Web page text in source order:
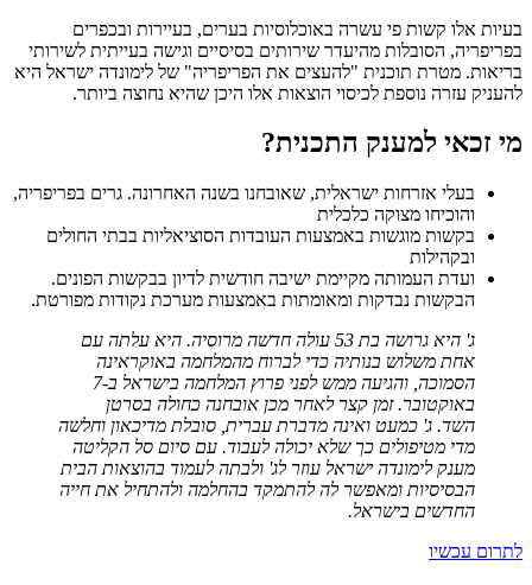
בעיות אלו קשות פי עשרה באוכלוסיות בערים, בעיירות ובכפרים
בפריפריה, הסובלות מהיעדר שירותים בסיסיים וגישה בעייתית לשירותי
בריאות. מטרת תוכנית "להעצים את הפריפריה" של לימונדה ישראל היא
להעניק עזרה נוספת לכיסוי הוצאות אלו היכן שהיא נחוצה ביותר.
מי זכאי למענק התכנית?
בעלי אזרחות ישראלית, שאובחנו בשנה האחרונה. גרים בפריפריה,
והוכיחו מצוקה כלכלית
בקשות מוגשות באמצעות העובדות הסוציאליות בבתי החולים
ובקהילות
ועדת העמותה מקיימת ישיבה חודשית לדיון בבקשות הפונים.
הבקשות נבדקות ומאומתות באמצעות מערכת נקודות מפורטת.
ג' היא גרושה בת 53 עולה חדשה מרוסיה. היא עלתה עם
אחת משלוש בנותיה כדי לברוח מהמלחמה באוקראינה
הסמוכה, והגיעה ממש לפני פרוץ המלחמה בישראל ב-7
באוקטובר. זמן קצר לאחר מכן אובחנה כחולה בסרטן
השד. ג' כמעט ואינה מדברת עברית, סובלת מדיכאון וחלשה
מדי מטיפולים כך שלא יכולה לעבוד. עם סיום סל הקליטה
מענק לימונדה ישראל עוזר לג' ולבתה לעמוד בהוצאות הבית
הבסיסיות ומאפשר לה להתמקד בהחלמה ולהתחיל את חייה
החדשים בישראל.
לתרום עכשיו